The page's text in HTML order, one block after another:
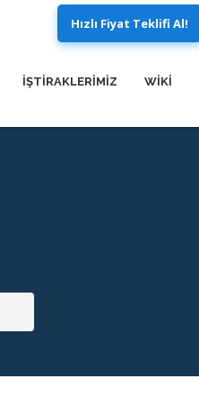
Hızlı Fiyat Teklifi Al!
İŞTİRAKLERİMİZ WIKI